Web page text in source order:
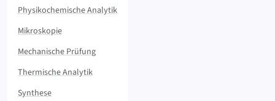
Physikochemische Analytik
Mikroskopie
Mechanische Prüfung
Thermische Analytik
Synthese